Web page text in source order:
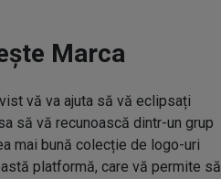
Marca
vă va ajuta să vă eclipsați
să vă recunoască dintr-un grup
mai bună colecție de logo-uri
platformă, care vă permite să